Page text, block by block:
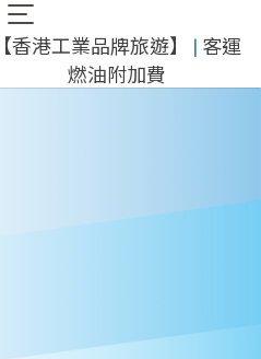
Main
navigation
​【香港工業品牌旅遊】 ​ | 客運
燃油附加費